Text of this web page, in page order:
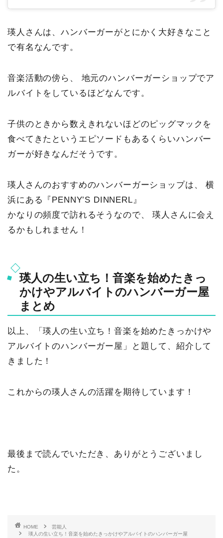
瑛人さんは、ハンバーガーがとにかく大好きなこと
で有名なんです。
音楽活動の傍ら、 地元のハンバーガーショップでア
ルバイトをしているほどなんです。
子供のときから数えきれないほどのピッグマックを
食べてきたというエピソードもあるくらいハンバー
ガーが好きなんだそうです。
瑛人さんのおすすめのハンバーガーショップは、 横
浜にある『PENNY’S DINNERL』
かなりの頻度で訪れるそうなので、 瑛人さんに会え
るかもしれません！
瑛人の生い立ち！音楽を始めたきっ
かけやアルバイトのハンバーガー屋
まとめ
以上、「瑛人の生い立ち！音楽を始めたきっかけや
アルバイトのハンバーガー屋」と題して、紹介して
きました！
これからの瑛人さんの活躍を期待しています！
最後まで読んでいただき、ありがとうございまし
た。
HOME
芸能人
瑛人の生い立ち！音楽を始めたきっかけやアルバイトのハンバーガー屋